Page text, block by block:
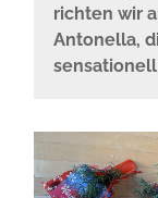
richten wir
Antonella,